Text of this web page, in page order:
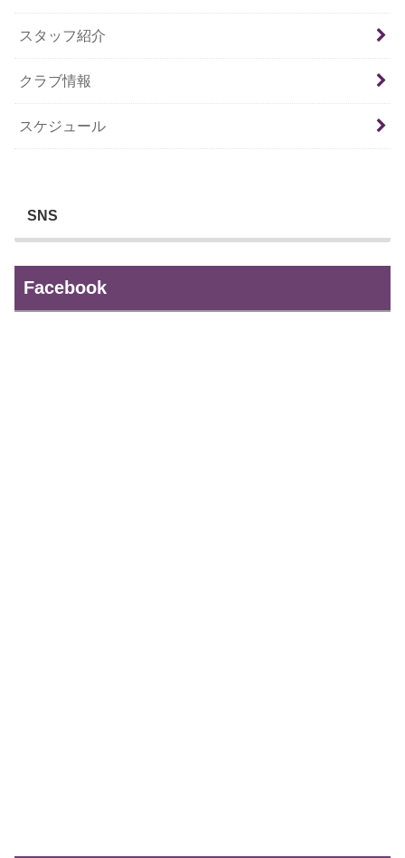
スタッフ紹介
クラブ情報
スケジュール
SNS
Facebook